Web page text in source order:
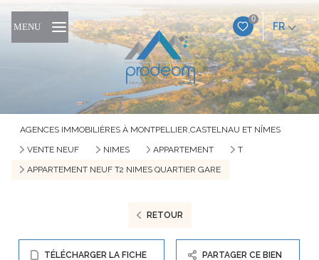
0
FR
MENU
AGENCES IMMOBILIÈRES À MONTPELLIER,CASTELNAU ET NÎMES
VENTE NEUF
NIMES APPARTEMENT
T
APPARTEMENT NEUF T2 NIMES QUARTIER GARE
RETOUR
TÉLÉCHARGER LA FICHE PARTAGER CE BIEN